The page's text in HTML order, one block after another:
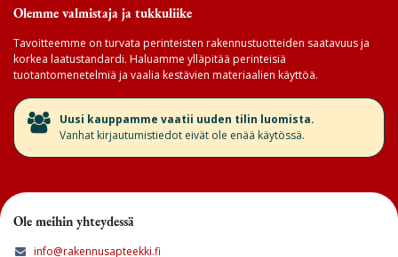
Olemme valmistaja ja tukkuliike
Tavoitteemme on turvata perinteisten rakennustuotteiden saatavuus ja
korkea laatustandardi. Haluamme ylläpitää perinteisiä
tuotantomenetelmiä ja vaalia kestävien materiaalien käyttöä.
​Uusi kauppamme vaatii uuden tilin luomista.
Vanhat kirjautumistiedot eivät ole enää käytössä.
Ole meihin yhteydessä
info@rakennusapteekki.fi